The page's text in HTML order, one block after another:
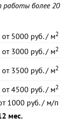
более 20
от5000 руб. / м2
от3000 руб. / м2
от3500 руб. / м2
от4500 руб. / м2
1000 руб. / м/п
мес.